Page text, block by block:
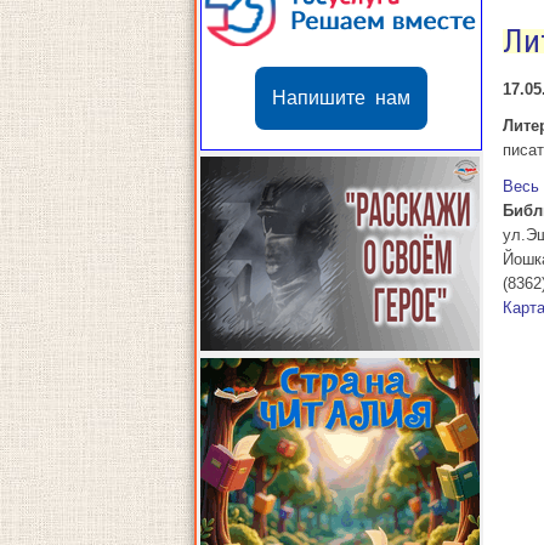
Напишите нам
Весь
Карта